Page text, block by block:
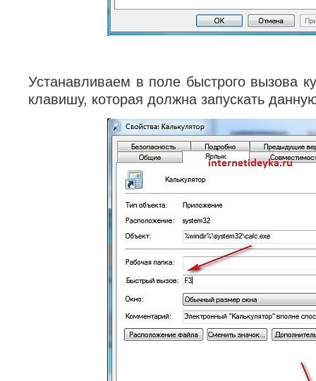
Устанавливаем в поле быстрого вызова
клавишу, которая должна запускать